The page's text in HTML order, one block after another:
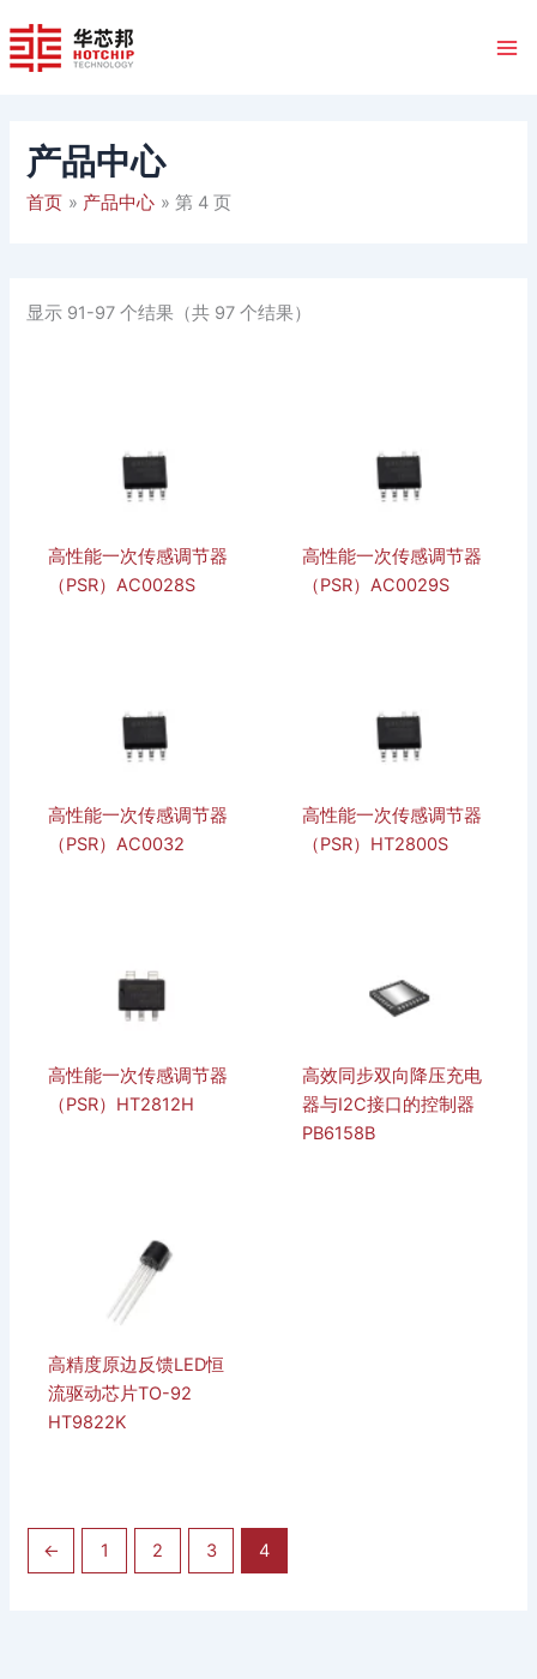
至
内
产品中心
首页 产品中心 第 4 页
显示 91-97 个结果（共 97 个结果）
高性能一次传感调节器
（PSR）AC0028S
高性能一次传感调节器
（PSR）AC0029S
高性能一次传感调节器
（PSR）AC0032
高性能一次传感调节器
（PSR）HT2800S
高性能一次传感调节器
（PSR）HT2812H
高效同步双向降压充电
器与I2C接口的控制器
PB6158B
高精度原边反馈LED恒
流驱动芯片TO-92
HT9822K
← 1 2 3 4